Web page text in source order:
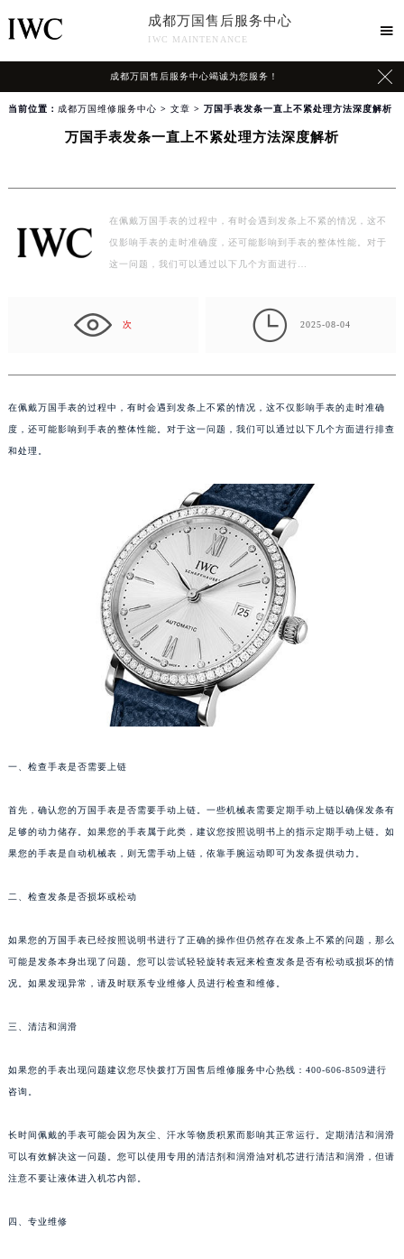
成都万国售后服务中心
IWC MAINTENANCE

成都万国售后服务中心竭诚为您服务！ 
当前位置： 成都万国维修服务中心 > 文章 > 万国手表发条一直上不紧处理方法深度解析
万国手表发条一直上不紧处理方法深度解析
在佩戴万国手表的过程中，有时会遇到发条上不紧的情况，这不
仅影响手表的走时准确度，还可能影响到手表的整体性能。对于
这一问题，我们可以通过以下几个方面进行…
次  2025-08-04
在佩戴万国手表的过程中，有时会遇到发条上不紧的情况，这不仅影响手表的走时准确
度，还可能影响到手表的整体性能。对于这一问题，我们可以通过以下几个方面进行排查
和处理。
一、检查手表是否需要上链
首先，确认您的万国手表是否需要手动上链。一些机械表需要定期手动上链以确保发条有
足够的动力储存。如果您的手表属于此类，建议您按照说明书上的指示定期手动上链。如
果您的手表是自动机械表，则无需手动上链，依靠手腕运动即可为发条提供动力。
二、检查发条是否损坏或松动
如果您的万国手表已经按照说明书进行了正确的操作但仍然存在发条上不紧的问题，那么
可能是发条本身出现了问题。您可以尝试轻轻旋转表冠来检查发条是否有松动或损坏的情
况。如果发现异常，请及时联系专业维修人员进行检查和维修。
三、清洁和润滑
如果您的手表出现问题建议您尽快拨打万国售后维修服务中心热线：400-606-8509进行
咨询。
长时间佩戴的手表可能会因为灰尘、汗水等物质积累而影响其正常运行。定期清洁和润滑
可以有效解决这一问题。您可以使用专用的清洁剂和润滑油对机芯进行清洁和润滑，但请
注意不要让液体进入机芯内部。
四、专业维修